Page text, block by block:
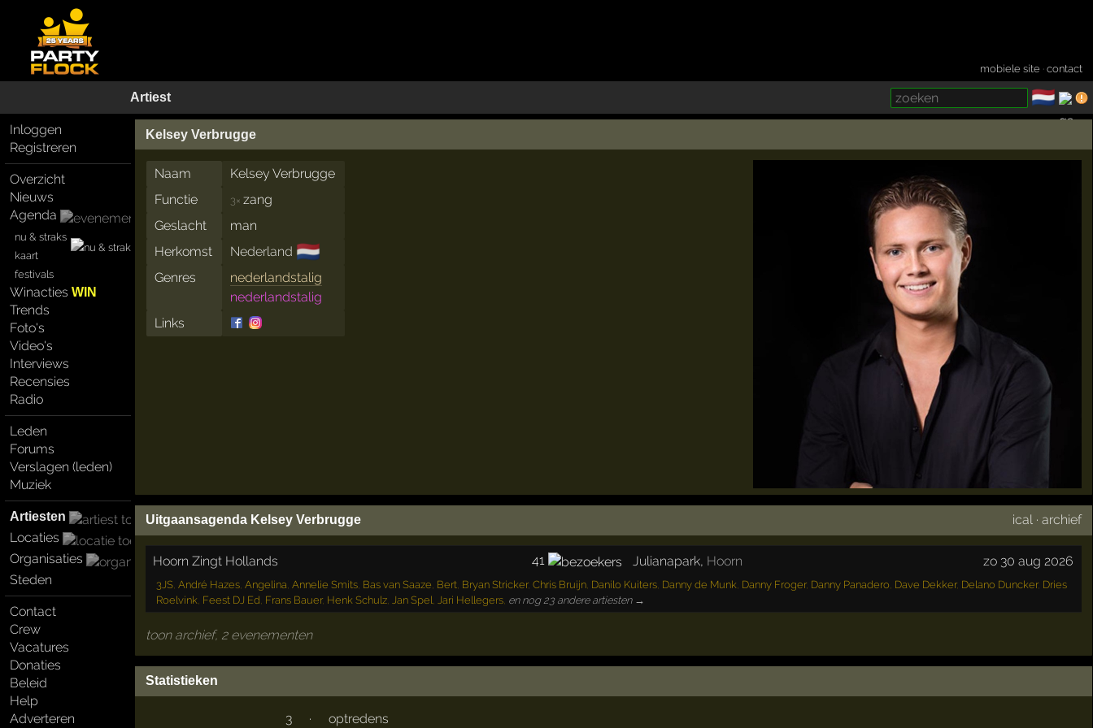
mobiele site ·contact
Artiest 🇳🇱
Inloggen
Registreren
Overzicht
Nieuws
Agenda
nu & straks
kaart
festivals
WinactiesWIN
Trends
Foto's
Video's
Interviews
Recensies
Radio
Leden
Forums
Verslagen (leden)
Muziek
Artiesten
Locaties
Organisaties
Steden
Contact
Crew
Vacatures
Donaties
Beleid
Help
Adverteren
Kelsey Verbrugge
Naam
Kelsey Verbrugge
Functie
3×zang
Geslacht
man
Herkomst
Nederland 🇳🇱
Genres
nederlandstalig
nederlandstalig
Links
Uitgaansagenda Kelsey Verbrugge ical ·archief
Hoorn Zingt Hollands 41 Julianapark, Hoorn zo 30 aug 2026
3JS, André Hazes, Angelina, Annelie Smits, Bas van Saaze, Bert, Bryan Stricker, Chris Bruijn, Danilo Kuiters, Danny de Munk, Danny Froger, Danny Panadero, Dave Dekker, Delano Duncker, Dries
Roelvink, Feest DJ Ed, Frans Bauer, Henk Schulz, Jan Spel, Jari Hellegers, en nog 23 andere artiesten →
toon archief, 2 evenementen
Statistieken
3 · optredens